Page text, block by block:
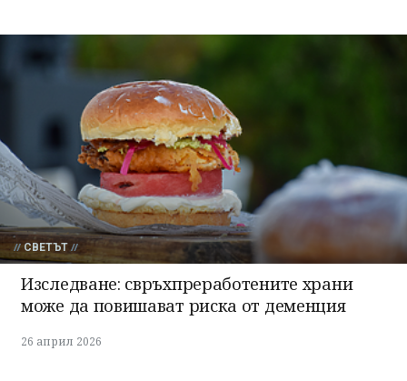
СВЕТЪТ
Изследване: свръхпреработените храни
може да повишават риска от деменция
26 април 2026